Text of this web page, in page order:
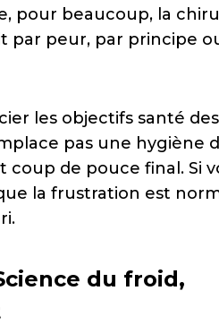
pour beaucoup, la
par peur, par principe
les objectifs santé des
pas une hygiène
coup de pouce final. Si
la frustration est
du froid,